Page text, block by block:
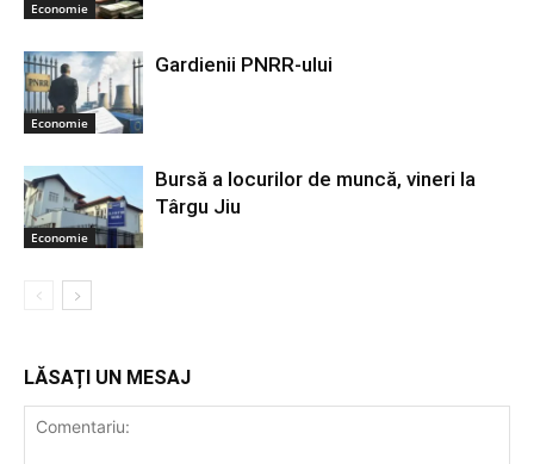
Economie
Economie
Gardienii PNRR-ului
Economie
Bursă a locurilor de muncă, vineri la
Târgu Jiu
LĂSAȚI UN MESAJ